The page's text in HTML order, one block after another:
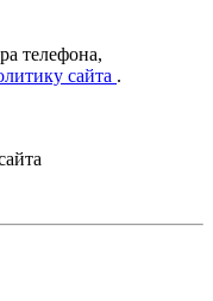
телефона,
сайта .